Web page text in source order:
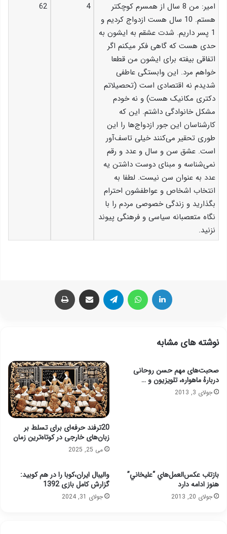
امیر: من 8 سال از همسرم کوچکتر
هستم. 10 سال هست ازدواج کردیم و
1 پسر داریم. شدت عشقم به ایشون به
حدی هست که گاهی فکر میکنم اگر
اتفاقی بیفته برای ایشون من قطعا
خواهم مرد. این وابستگی عاطفی
شدیدم نه اقتصادی است (تحصیلاتم
دکتری مکانیک هست) و نه خودم
مشکل خانوادگی داشتم. این که
کارشناسان این جور ازدواج‌ها را این
طوری تحقیر می‌کنند خیلی تاسف‌آور
است. عشق سن و سال و عدد و رقم
نمی‌شناسه و مبنای دوست داشتن یه
عدد به عنوان سن نیست. لطفا به
انتخاب اشخاص و عواطفشون احترام
بگذارید و زندگی خصوصی مردم را با
نگاه متعصبانه سیاسی و فرهنگی پیوند
نزنید.
4
62
لینکدین تلگرام اشتراک گذاری از طریق ایمیل
نوشته های مشابه
صحبت‌های مهم حسن روحانی
دربارهٔ ماهواره، تلویزیون و …
جولای 3, 2013
20ترفند حرفه‌ای برای تسلط بر
زبان‌های خارجی در کوتاه‌ترین زمان
می 25, 2025
بازتاب عكس‌العمل‌هاي “عليخاني”
هنوز ادامه دارد
جولای 20, 2013
والیبال ایران،کوبا را در هم کوبید:
گزارش کامل بازی 1392
جولای 31, 2024